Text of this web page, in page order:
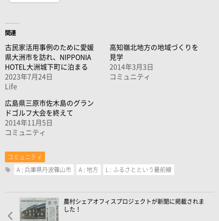
関連
古民家活用事例のために愛媛
県大洲市を訪れ、NIPPONIA
HOTEL大洲城下町に泊まる
2023年7月24日
Life
高知嶺北地方の地域づくりを
見学
2014年3月3日
コミュニティ
広島県三原市佐木島のグラン
ドゴルフ大会を終えて
2014年11月5日
コミュニティ
コミュニティ
A : 兵庫県丹波篠山市 A : 地方 L : ふるさとという最前線
農村シェアオフィスプロジェクトが新聞に掲載されま
した！